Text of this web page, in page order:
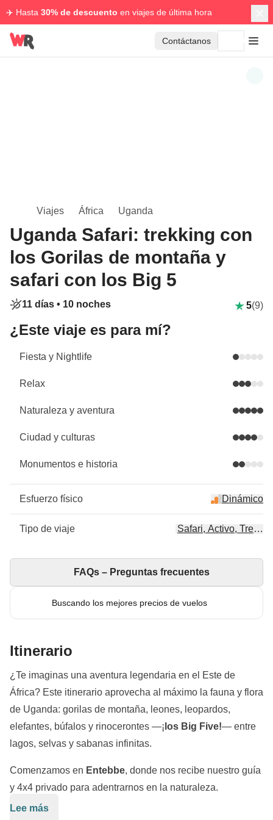
✈️ Hasta 30% de descuento en viajes de última hora
Contáctanos
Viajes África Uganda
Uganda Safari: trekking con
los Gorilas de montaña y
safari con los Big 5
11 días • 10 noches 5(9)
¿Este viaje es para mí?
Fiesta y Nightlife
Relax
Naturaleza y aventura
Ciudad y culturas
Monumentos e historia
Esfuerzo físico Dinámico
Tipo de viaje Safari, Activo,
Buscando los mejores precios de vuelos
FAQs – Preguntas frecuentes
Itinerario
¿Te imaginas una aventura legendaria en el Este de
África? Este itinerario aprovecha al máximo la fauna y flora
de Uganda: gorilas de montaña, leones, leopardos,
elefantes, búfalos y rinocerontes —¡ los Big Five!— entre
lagos, selvas y sabanas infinitas.
Comenzamos en Entebbe, donde nos recibe nuestro guía
y 4x4 privado para adentrarnos en la naturaleza.
Santuario de Rinocerontes de Ziwa:
Lee más